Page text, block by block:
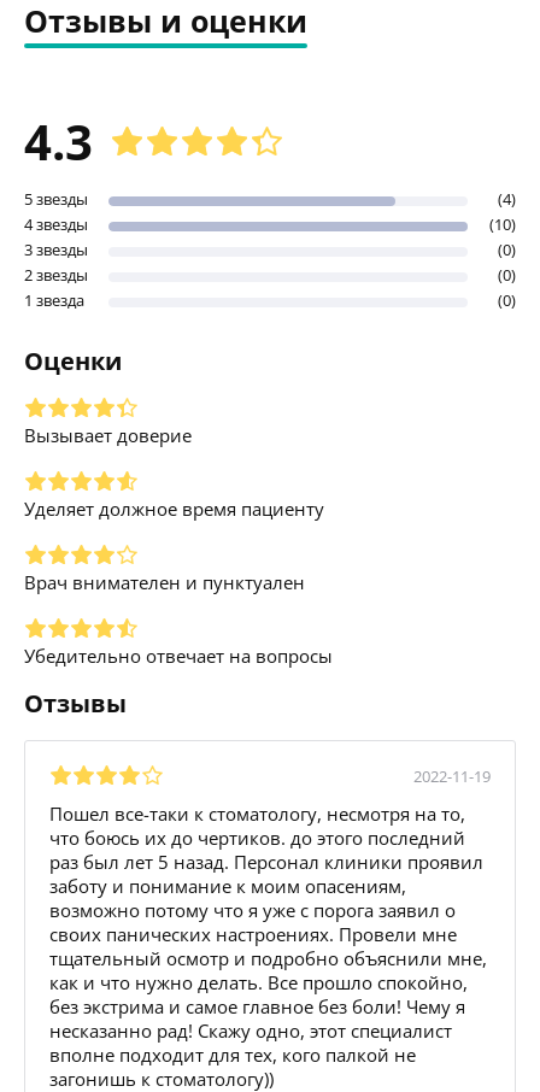
Отзывы и оценки
4.3
5 звезды
(4)
4 звезды
(10)
3 звезды
(0)
2 звезды
(0)
1 звезда
(0)
Оценки
Вызывает доверие
Уделяет должное время пациенту
Врач внимателен и пунктуален
Убедительно отвечает на вопросы
Отзывы
2022-11-19
Пошел все-таки к стоматологу, несмотря на то,
что боюсь их до чертиков. до этого последний
раз был лет 5 назад. Персонал клиники проявил
заботу и понимание к моим опасениям,
возможно потому что я уже с порога заявил о
своих панических настроениях. Провели мне
тщательный осмотр и подробно объяснили мне,
как и что нужно делать. Все прошло спокойно,
без экстрима и самое главное без боли! Чему я
несказанно рад! Скажу одно, этот специалист
вполне подходит для тех, кого палкой не
загонишь к стоматологу))